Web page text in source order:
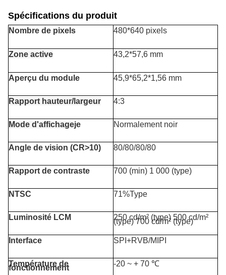
Spécifications du produit
Nombre de pixels 480*640 pixels
Zone active 43,2*57,6 mm
Aperçu du module 45,9*65,2*1,56 mm
Rapport hauteur/largeur 4:3
Mode d'affichageje Normalement noir
Angle de vision (CR>10) 80/80/80/80
Rapport de contraste 700 (min) 1 000 (type)
NTSC 71%Type
Luminosité LCM 250 cd/m² (type) 500 cd/m²
(type) 700 cd/m² (type)
Interface SPI+RVB/MIPI
Température de
fonctionnement -20 ~ + 70 ℃